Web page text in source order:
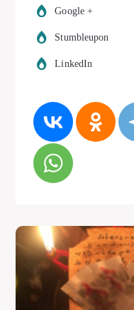
Google +
Stumbleupon
LinkedIn